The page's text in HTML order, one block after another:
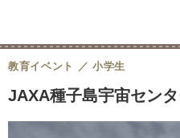
JAXA種子島宇宙セン
教育イベント 小学生